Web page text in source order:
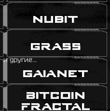
Nubit
Grass
GaiaNet
Bitcoin
Fractal
и другие...